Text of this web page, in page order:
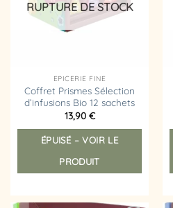
RUPTURE DE STOCK
EPICERIE FINE
Coffret Prismes Sélection
d’infusions Bio 12 sachets
13,90 €
ÉPUISÉ – VOIR LE
PRODUIT